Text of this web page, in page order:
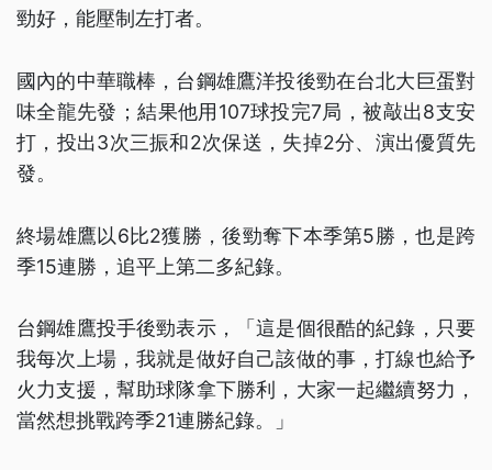
勁好，能壓制左打者。
國內的中華職棒，台鋼雄鷹洋投後勁在台北大巨蛋對
味全龍先發；結果他用107球投完7局，被敲出8支安
打，投出3次三振和2次保送，失掉2分、演出優質先
發。
終場雄鷹以6比2獲勝，後勁奪下本季第5勝，也是跨
季15連勝，追平上第二多紀錄。
台鋼雄鷹投手後勁表示，「這是個很酷的紀錄，只要
我每次上場，我就是做好自己該做的事，打線也給予
火力支援，幫助球隊拿下勝利，大家一起繼續努力，
當然想挑戰跨季21連勝紀錄。」